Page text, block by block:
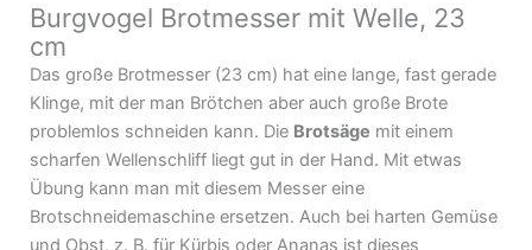
Burgvogel Brotmesser mit Welle, 23
cm
Das große Brotmesser (23 cm) hat eine lange, fast gerade
Klinge, mit der man Brötchen aber auch große Brote
problemlos schneiden kann. Die Brotsäge mit einem
scharfen Wellenschliff liegt gut in der Hand. Mit etwas
Übung kann man mit diesem Messer eine
Brotschneidemaschine ersetzen. Auch bei harten Gemüse
und Obst, z. B. für Kürbis oder Ananas ist dieses